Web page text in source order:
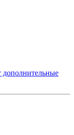
дополнительные